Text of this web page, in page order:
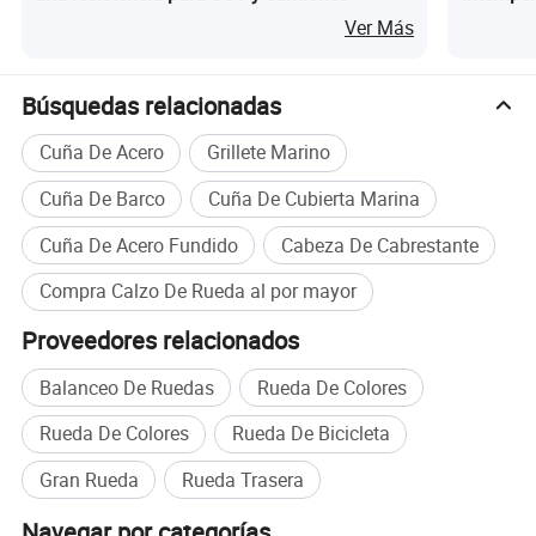
1. Una amplia gama de dureza
Ver Más
Búsquedas relacionadas
Cuña De Acero
Grillete Marino
Cuña De Barco
Cuña De Cubierta Marina
Cuña De Acero Fundido
Cabeza De Cabrestante
Compra Calzo De Rueda al por mayor
Proveedores relacionados
Balanceo De Ruedas
Rueda De Colores
Rueda De Colores
Rueda De Bicicleta
Gran Rueda
Rueda Trasera